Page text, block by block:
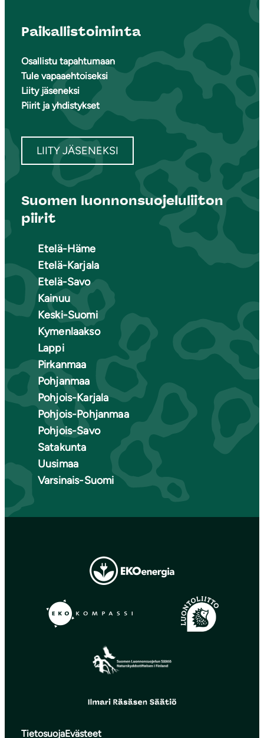
Paikallistoiminta
Osallistu tapahtumaan
Tule vapaaehtoiseksi
Liity jäseneksi
Piirit ja yhdistykset
LIITY JÄSENEKSI
Suomen luonnonsuojeluliiton
piirit
Etelä-Häme
Etelä-Karjala
Etelä-Savo
Kainuu
Keski-Suomi
Kymenlaakso
Lappi
Pirkanmaa
Pohjanmaa
Pohjois-Karjala
Pohjois-Pohjanmaa
Pohjois-Savo
Satakunta
Uusimaa
Varsinais-Suomi
TietosuojaEvästeet